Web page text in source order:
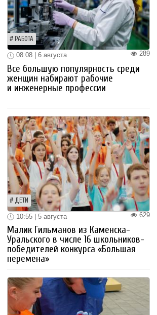
РАБОТА
289
08:08 | 6 августа
Все большую популярность среди
женщин набирают рабочие
и инженерные профессии
ДЕТИ
629
10:55 | 5 августа
Малик Гильманов из Каменска-
Уральского в числе 16 школьников-
победителей конкурса «Большая
перемена»